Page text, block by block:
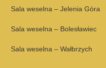
Sala weselna – Jelenia Góra
Sala weselna – Bolesławiec
Sala weselna – Wałbrzych